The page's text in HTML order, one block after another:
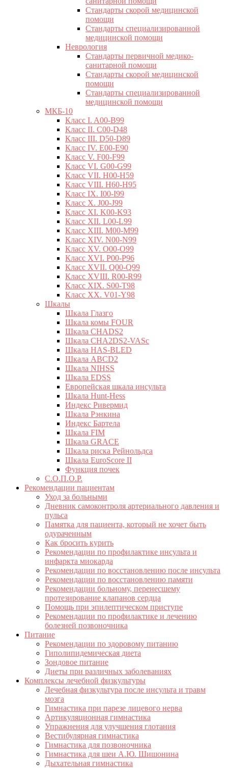
Стандарты скорой медицинской
помощи
Стандарты специализированной
медицинской помощи
Неврология
Стандарты первичной медико-
санитарной помощи
Стандарты скорой медицинской
помощи
Стандарты специализированной
медицинской помощи
МКБ-10
Класс I. A00-B99
Класс II. C00-D48
Класс III. D50-D89
Класс IV. E00-E90
Класс V. F00-F99
Класс VI. G00-G99
Класс VII. H00-H59
Класс VIII. H60-H95
Класс IX. I00-I99
Класс X. J00-J99
Класс XI. K00-K93
Класс XII. L00-L99
Класс XIII. M00-M99
Класс XIV. N00-N99
Класс XV. O00-O99
Класс XVI. P00-P96
Класс XVII. Q00-Q99
Класс XVIII. R00-R99
Класс XIX. S00-T98
Класс XX. V01-Y98
Шкалы
Шкала Глазго
Шкала комы FOUR
Шкала CHADS2
Шкала CHA2DS2-VASc
Шкала HAS-BLED
Шкала ABCD2
Шкала NIHSS
Шкала EDSS
Европейская шкала инсульта
Шкала Hunt-Hess
Индекс Ривермид
Шкала Рэнкина
Индекс Бартела
Шкала FIM
Шкала GRACE
Шкала риска Рейнольдса
Шкала EuroScore II
Функция почек
С.О.П.О.Р.
Рекомендации пациентам
Уход за больными
Дневник самоконтроля артериального давления и
пульса
Памятка для пациента, который не хочет быть
одураченным
Как бросить курить
Рекомендации по профилактике инсульта и
инфаркта миокарда
Рекомендации по восстановлению после инсульта
Рекомендации по восстановлению памяти
Рекомендации больному, перенесшему
протезирование клапанов сердца
Помощь при эпилептическом приступе
Рекомендации по профилактике и лечению
болезней позвоночника
Питание
Рекомендации по здоровому питанию
Гиполипидемическая диета
Зондовое питание
Диеты при различных заболеваниях
Комплексы лечебной физкультуры
Лечебная физкультура после инсульта и травм
мозга
Гимнастика при парезе лицевого нерва
Артикуляционная гимнастика
Упражнения для улучшения глотания
Вестибулярная гимнастика
Гимнастика для позвоночника
Гимнастика для шеи А.Ю. Шишонина
Дыхательная гимнастика